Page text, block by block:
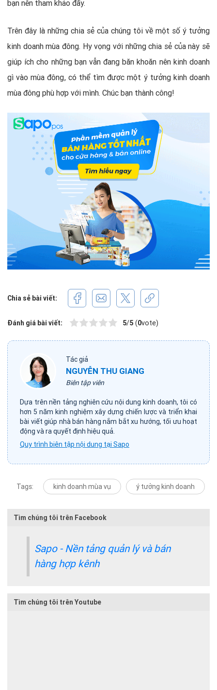
bạn nên tham khảo đấy.
Trên đây là những chia sẻ của chúng tôi về một số ý tưởng
kinh doanh mùa đông. Hy vọng với những chia sẻ của này sẽ
giúp ích cho những bạn vẫn đang băn khoăn nên kinh doanh
gì vào mùa đông, có thể tìm được một ý tưởng kinh doanh
mùa đông phù hợp với mình. Chúc bạn thành công!
Chia sẻ bài viết:
Đánh giá bài viết: 5/5 (0vote)
Tác giả
NGUYỄN THU GIANG
Biên tập viên
Dựa trên nền tảng nghiên cứu nội dung kinh doanh, tôi có
hơn 5 năm kinh nghiệm xây dựng chiến lược và triển khai
bài viết giúp nhà bán hàng nắm bắt xu hướng, tối ưu hoạt
động và ra quyết định hiệu quả.
Quy trình biên tập nội dung tại Sapo
Tags: kinh doanh mùa vụ ý tưởng kinh doanh
Tìm chúng tôi trên Facebook
Sapo - Nền tảng quản lý và bán
hàng hợp kênh
Tìm chúng tôi trên Youtube